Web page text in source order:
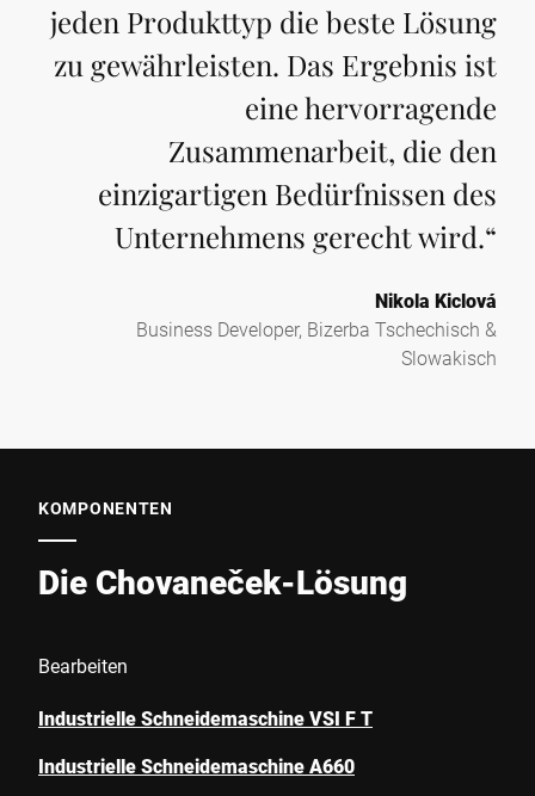
jeden Produkttyp die beste Lösung
zu gewährleisten. Das Ergebnis ist
eine hervorragende
Zusammenarbeit, die den
einzigartigen Bedürfnissen des
Unternehmens gerecht wird.“
Nikola Kiclová
Business Developer, Bizerba Tschechisch &
Slowakisch
KOMPONENTEN
Die Chovaneček-Lösung
Bearbeiten
Industrielle Schneidemaschine VSI F T
Industrielle Schneidemaschine A660